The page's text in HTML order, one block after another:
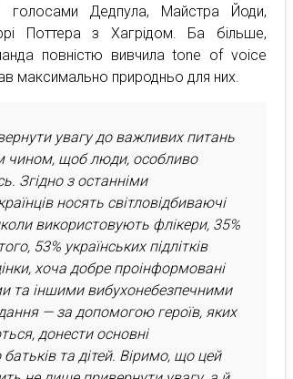
голосами Дедпула, Майстра Йоди,
Поттера з Хагрідом. Ба більше,
повністю вивчила tone of voice
максимально природньо для них.
увагу до важливих питань
чином, щоб люди, особливо
Згідно з останніми
носять світловідбиваючі
використовують флікери, 35%
53% українських підлітків
хоча добре проінформовані
та іншими вибухонебезпечними
— за допомогою героїв, яких
донести основні
та дітей. Віримо, що цей